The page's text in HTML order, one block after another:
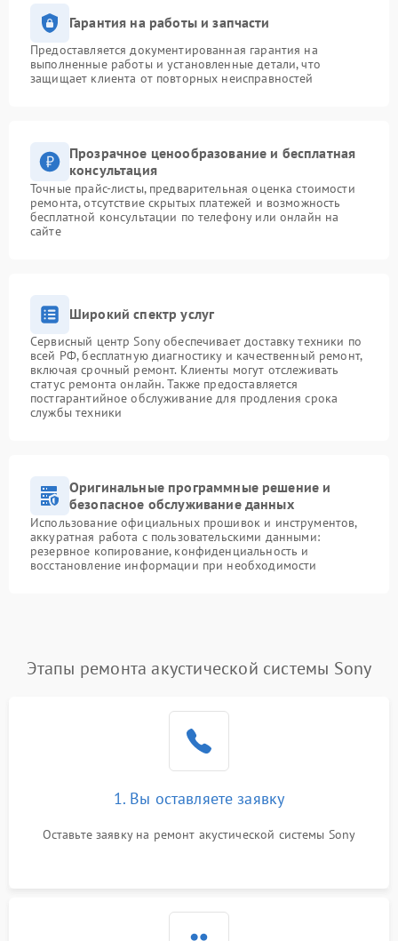
Гарантия на работы и запчасти
Предоставляется документированная гарантия на
выполненные работы и установленные детали, что
защищает клиента от повторных неисправностей
Прозрачное ценообразование и бесплатная
консультация
Точные прайс-листы, предварительная оценка стоимости
ремонта, отсутствие скрытых платежей и возможность
бесплатной консультации по телефону или онлайн на
сайте
Широкий спектр услуг
Сервисный центр Sony обеспечивает доставку техники по
всей РФ, бесплатную диагностику и качественный ремонт,
включая срочный ремонт. Клиенты могут отслеживать
статус ремонта онлайн. Также предоставляется
постгарантийное обслуживание для продления срока
службы техники
Оригинальные программные решение и
безопасное обслуживание данных
Использование официальных прошивок и инструментов,
аккуратная работа с пользовательскими данными:
резервное копирование, конфиденциальность и
восстановление информации при необходимости
Этапы ремонта акустической системы Sony
1. Вы оставляете заявку
Оставьте заявку на ремонт акустической системы Sony